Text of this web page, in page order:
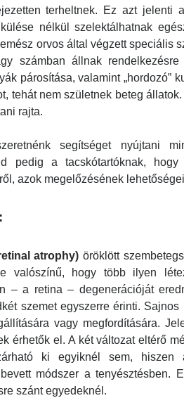
terheltnek. Ez azt jelenti
nélkül szelektálhatnak
orvos által végzett speciális
számban állnak rendelkezésre
párosítása, valamint „hordozó”
tehát nem születnek beteg
rajta.
segítséget nyújtani
pedig a tacskótartóknak,
azok megelőzésének
atrophy) öröklött
valószínű, hogy több ilyen
– a retina – degenerációját
szemet egyszerre érinti.
vagy megfordítására.
érhetők el. A két változat eltérő
ki egyiknél sem,
módszer a tenyésztésben.
szánt egyedeknél.